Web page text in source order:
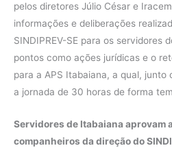
pelos diretores Júlio César e
informações e deliberações
SINDIPREV-SE para os servidores
pontos como ações jurídicas e o
para a APS Itabaiana, a qual, junto
a jornada de 30 horas de forma
Servidores de Itabaiana aprovam
companheiros da direção do